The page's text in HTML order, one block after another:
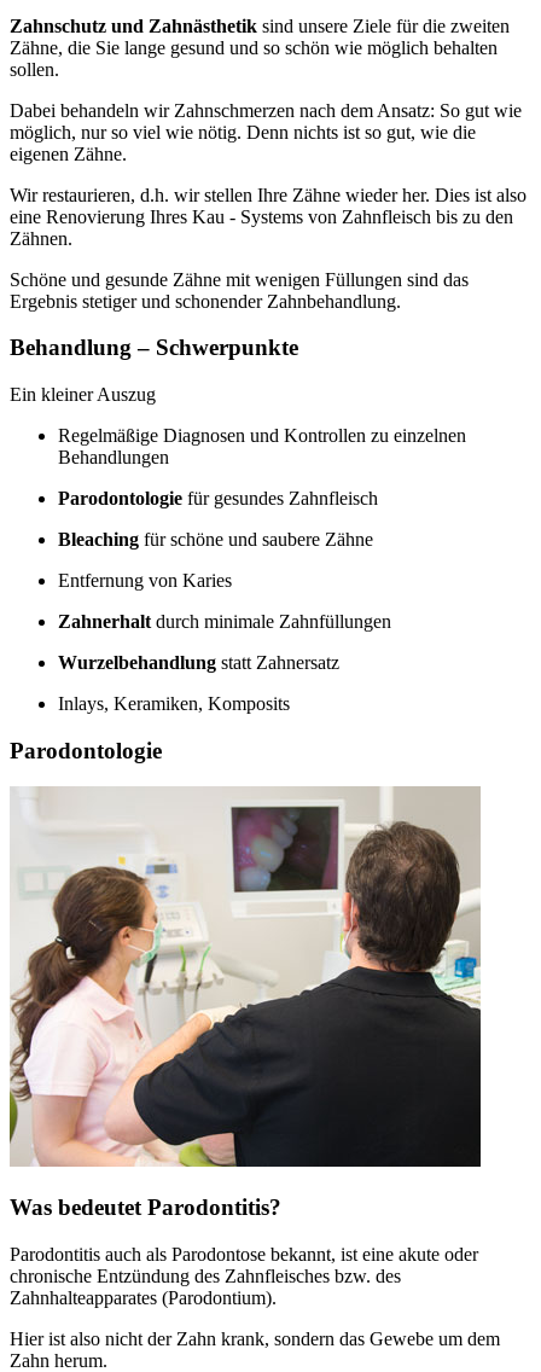
Zahnschutz und Zahnästhetik sind unsere Ziele für die zweiten
Zähne, die Sie lange gesund und so schön wie möglich behalten
sollen.
Dabei behandeln wir Zahnschmerzen nach dem Ansatz: So gut wie
möglich, nur so viel wie nötig. Denn nichts ist so gut, wie die
eigenen Zähne.
Wir restaurieren, d.h. wir stellen Ihre Zähne wieder her. Dies ist also
eine Renovierung Ihres Kau - Systems von Zahnfleisch bis zu den
Zähnen.
Schöne und gesunde Zähne mit wenigen Füllungen sind das
Ergebnis stetiger und schonender Zahnbehandlung.
Behandlung – Schwerpunkte
Ein kleiner Auszug
Regelmäßige Diagnosen und Kontrollen zu einzelnen
Behandlungen
Parodontologie für gesundes Zahnfleisch
Bleaching für schöne und saubere Zähne
Entfernung von Karies
Zahnerhalt durch minimale Zahnfüllungen
Wurzelbehandlung statt Zahnersatz
Inlays, Keramiken, Komposits
Parodontologie
Was bedeutet Parodontitis?
Parodontitis auch als Parodontose bekannt, ist eine akute oder
chronische Entzündung des Zahnfleisches bzw. des
Zahnhalteapparates (Parodontium).
Hier ist also nicht der Zahn krank, sondern das Gewebe um dem
Zahn herum.